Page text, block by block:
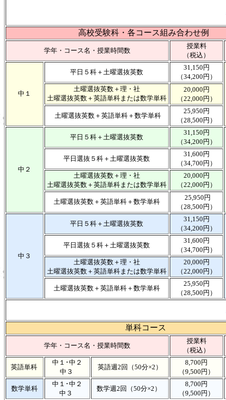
高校受験科・各コース組み合わせ例
学年・コース名・授業時間数
授業料
（税込）
中１
平日５科＋土曜選抜英数
31,150円
（34,200円）
土曜選抜英数＋理・社
土曜選抜英数＋英語単科または数学単科
20,000円
（22,000円）
土曜選抜英数＋英語単科＋数学単科
25,950円
（28,500円）
中２
平日５科＋土曜選抜英数
31,150円
（34,200円）
平日選抜５科＋土曜選抜英数
31,600円
（34,700円）
土曜選抜英数＋理・社
土曜選抜英数＋英語単科または数学単科
20,000円
（22,000円）
土曜選抜英数＋英語単科＋数学単科
25,950円
（28,500円）
中３
平日５科＋土曜選抜英数
31,150円
（34,200円）
平日選抜５科＋土曜選抜英数
31,600円
（34,700円）
土曜選抜英数＋理・社
土曜選抜英数＋英語単科または数学単科
20,000円
（22,000円）
土曜選抜英数＋英語単科＋数学単科
25,950円
（28,500円）
単科コース
学年・コース名・授業時間数
授業料
（税込）
英語単科
中１･中２
中３
英語週2回（50分×2）
8,700円
（9,500円）
数学単科
中１･中２
中３
数学週2回（50分×2）
8,700円
（9,500円）